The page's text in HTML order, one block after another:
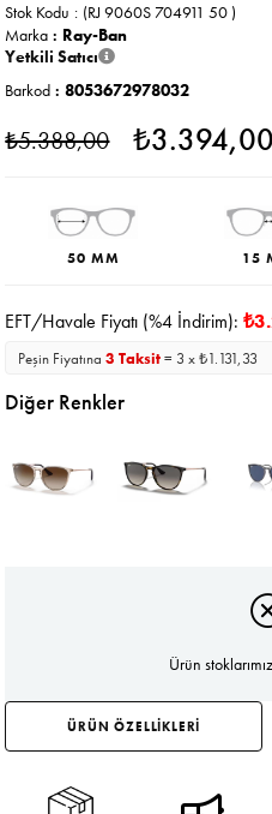
(RJ 9060S 704911 50 )
Stok Kodu
Marka : Ray-Ban
Yetkili Satıcı
Barkod : 8053672978032
₺5.388,00 ₺3.394,00
50 MM 15
EFT/Havale Fiyatı (%4 İndirim):
Peşin Fiyatına3 Taksit= 3 x ₺1.131,33
Diğer Renkler
Ürün
ÜRÜN ÖZELLİKLERİ